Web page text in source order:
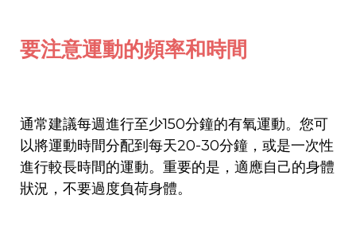
要注意運動的頻率和時間
通常建議每週進行至少150分鐘的有氧運動。您可
以將運動時間分配到每天20-30分鐘，或是一次性
進行較長時間的運動。重要的是，適應自己的身體
狀況，不要過度負荷身體。